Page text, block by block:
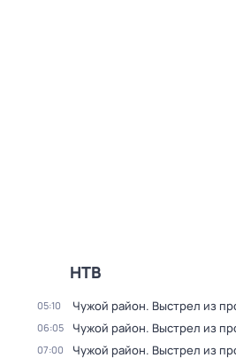
НТВ
05:10 Чужой район. Выстрел из
06:05 Чужой район. Выстрел из
07:00 Чужой район. Выстрел из